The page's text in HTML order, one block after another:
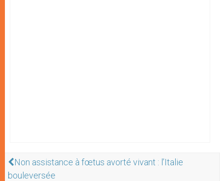
Non assistance à fœtus avorté vivant : l’Italie
bouleversée